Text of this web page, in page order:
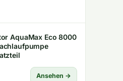
AquaMax Eco 8000
Ansehen →